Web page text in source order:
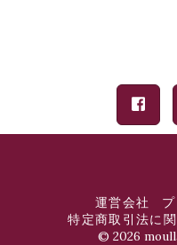
運営会社
特定商取引法に
© 2026